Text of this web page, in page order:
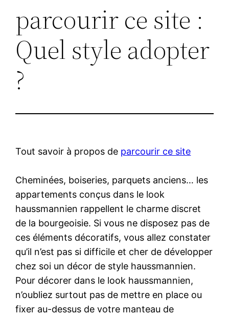
parcourir ce site :
Quel style adopter
?
Tout savoir à propos de parcourir ce site
Cheminées, boiseries, parquets anciens… les
appartements conçus dans le look
haussmannien rappellent le charme discret
de la bourgeoisie. Si vous ne disposez pas de
ces éléments décoratifs, vous allez constater
qu’il n’est pas si difficile et cher de développer
chez soi un décor de style haussmannien.
Pour décorer dans le look haussmannien,
n’oubliez surtout pas de mettre en place ou
fixer au-dessus de votre manteau de